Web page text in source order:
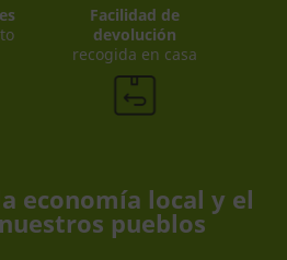
Facilidad de
devolución
recogida en casa
economía local y el
pueblos